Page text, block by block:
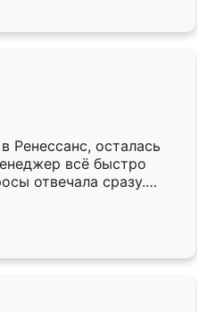
быстрая,
более разнообразный.
то потребуется из
только здесь.
Ренессанс, осталась
всё быстро
отвечала сразу.
субботу, подошёл к
Собрали
аккуратно, даже